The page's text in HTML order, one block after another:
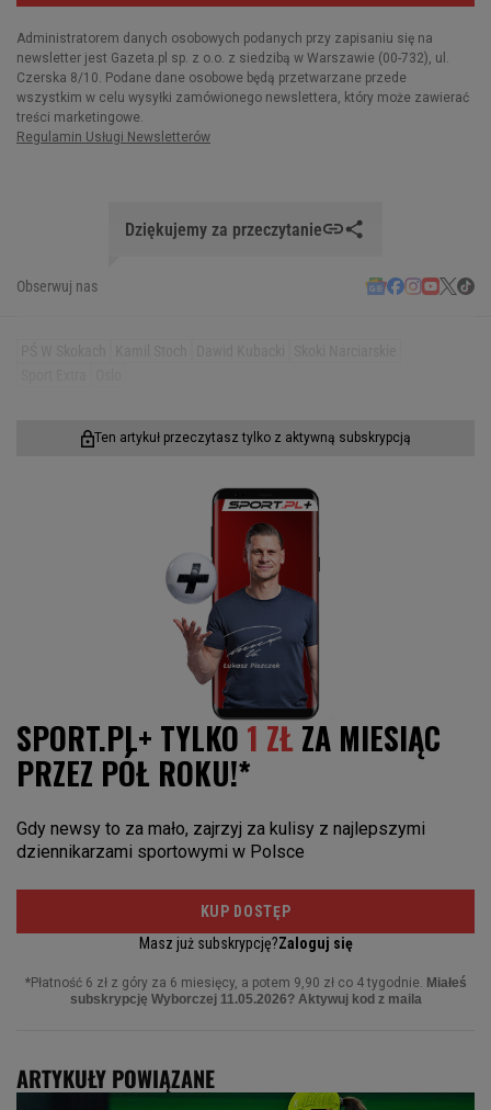
Dziękujemy za przeczytanie
Obserwuj nas
ARTYKUŁY POWIĄZANE